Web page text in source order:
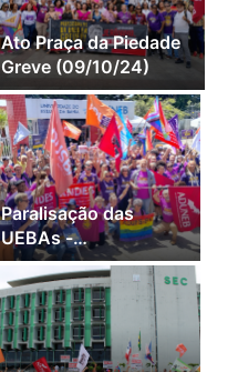
Ato Praça da Piedade
Greve (09/10/24)
Paralisação das
UEBAs -
Recomposição
salarial e Direitos
(11/09/24)